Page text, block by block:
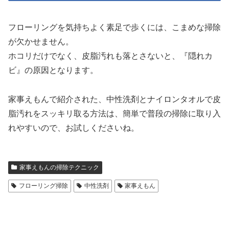
フローリングを気持ちよく素足で歩くには、こまめな掃除
が欠かせません。
ホコリだけでなく、皮脂汚れも落とさないと、『隠れカ
ビ』の原因となります。
家事えもんで紹介された、中性洗剤とナイロンタオルで皮
脂汚れをスッキリ取る方法は、簡単で普段の掃除に取り入
れやすいので、お試しくださいね。
家事えもんの掃除テクニック
フローリング掃除 中性洗剤 家事えもん